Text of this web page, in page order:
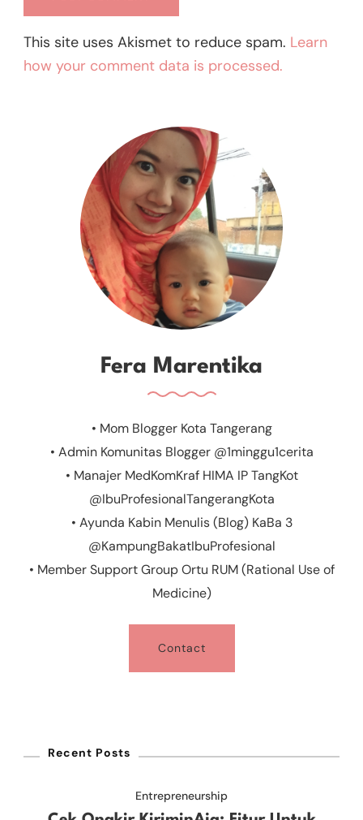
This site uses Akismet to reduce spam. Learn
how your comment data is processed.
Fera Marentika
• Mom Blogger Kota Tangerang
• Admin Komunitas Blogger @1minggu1cerita
• Manajer MedKomKraf HIMA IP TangKot
@IbuProfesionalTangerangKota
• Ayunda Kabin Menulis (Blog) KaBa 3
@KampungBakatIbuProfesional
• Member Support Group Ortu RUM (Rational Use of
Medicine)
Contact
Recent Posts
Entrepreneurship